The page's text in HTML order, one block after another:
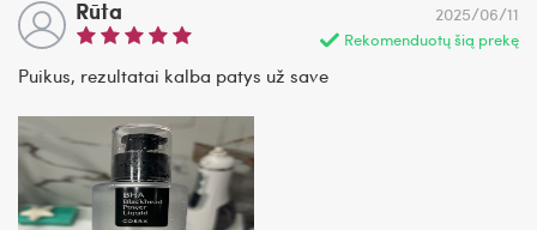
Rūta
Rekomenduotų šią prekę
2025/06/11
Puikus, rezultatai kalba patys už save